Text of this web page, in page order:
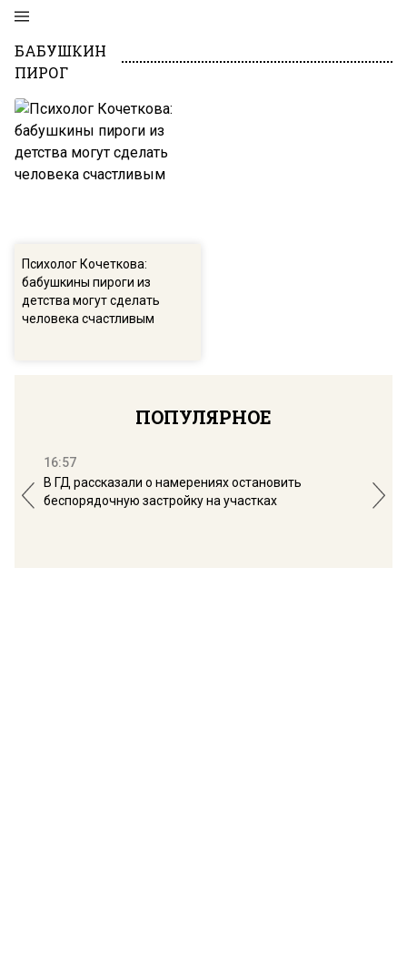
БАБУШКИН
ПИРОГ
Психолог Кочеткова:
бабушкины пироги из
детства могут сделать
человека счастливым
ПОПУЛЯРНОЕ
16:57
В ГД рассказали о намерениях остановить
беспорядочную застройку на участках